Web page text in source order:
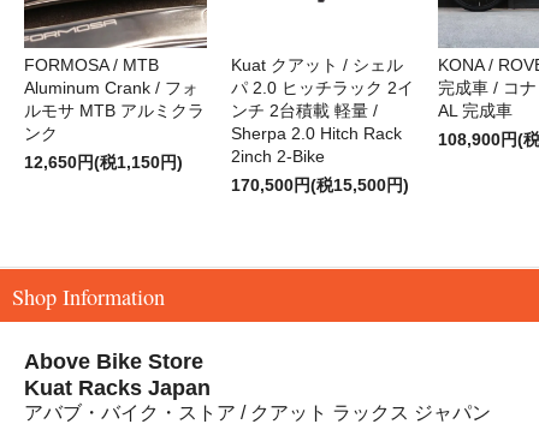
FORMOSA / MTB
Aluminum Crank / フォ
ルモサ MTB アルミクラ
ンク
12,650円(税1,150円)
Kuat クアット / シェル
パ 2.0 ヒッチラック 2イ
ンチ 2台積載 軽量 /
Sherpa 2.0 Hitch Rack
2inch 2-Bike
170,500円(税15,500円)
KONA /
完成車 / コ
AL 完成車
108,900円(
Shop Information
Above Bike Store
Kuat Racks Japan
アバブ・バイク・ストア / クアット ラックス ジャパン